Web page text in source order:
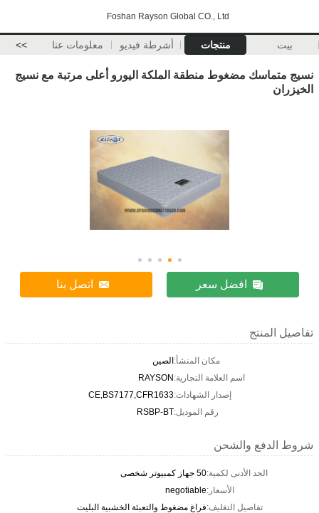
Foshan Rayson Global CO., Ltd
بيت منتجات أشرطة فيديو معلومات عنا >>
نسيج متماسك مضغوط منطقة الملكة اليورو أعلى مرتبة مع نسيج
الخيزران
افضل سعر اتصل بنا
تفاصيل المنتج
مكان المنشأ:الصين
اسم العلامة التجارية:RAYSON
إصدار الشهادات:CE,BS7177,CFR1633
رقم الموديل:RSBP-BT
شروط الدفع والشحن
الحد الأدنى لكمية:50 جهاز كمبيوتر شخصى
الأسعار:negotiable
تفاصيل التغليف:فراغ مضغوط والتعبئة الخشبية البليت